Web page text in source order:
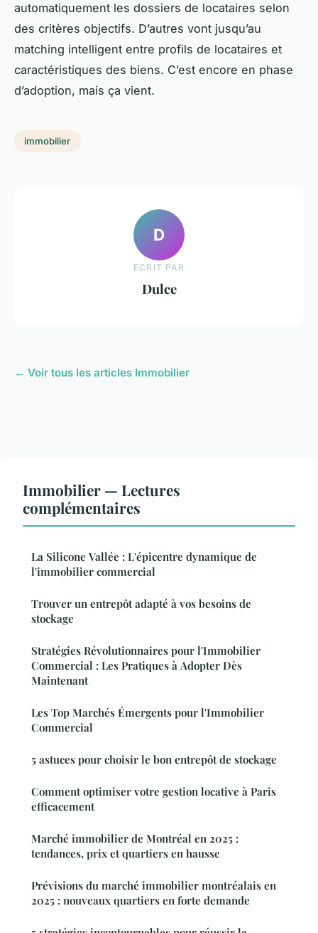
automatiquement les dossiers de locataires selon
des critères objectifs. D’autres vont jusqu’au
matching intelligent entre profils de locataires et
caractéristiques des biens. C’est encore en phase
d’adoption, mais ça vient.
immobilier
D
ECRIT PAR
Dulce
← Voir tous les articles Immobilier
Immobilier — Lectures
complémentaires
La Silicone Vallée : L'épicentre dynamique de
l'immobilier commercial
Trouver un entrepôt adapté à vos besoins de
stockage
Stratégies Révolutionnaires pour l'Immobilier
Commercial : Les Pratiques à Adopter Dès
Maintenant
Les Top Marchés Émergents pour l'Immobilier
Commercial
5 astuces pour choisir le bon entrepôt de stockage
Comment optimiser votre gestion locative à Paris
efficacement
Marché immobilier de Montréal en 2025 :
tendances, prix et quartiers en hausse
Prévisions du marché immobilier montréalais en
2025 : nouveaux quartiers en forte demande